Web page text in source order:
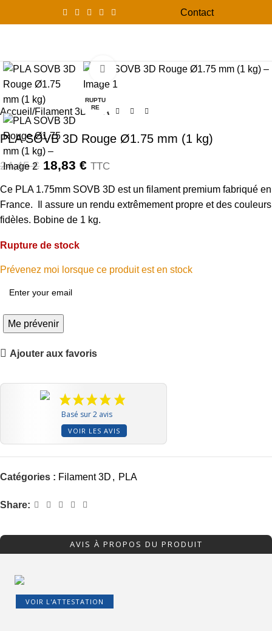
Contact
RUPTU
RE
Click to enlarge
Accueil Filament 3D PLA
PLA SOVB 3D Rouge Ø1.75 mm (1 kg)
24,45€ 18,83 € TTC
Ce PLA 1.75mm SOVB 3D est un filament premium fabriqué en
France. Il assure un rendu extrêmement propre et des couleurs
fidèles. Bobine de 1 kg.
Rupture de stock
Prévenez moi lorsque ce produit est en stock
Me prévenir
Ajouter aux favoris
Basé sur 2 avis
VOIR LES AVIS
Catégories : Filament 3D , PLA
Share:
AVIS À PROPOS DU PRODUIT
VOIR L'ATTESTATION